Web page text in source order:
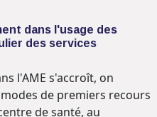
dans l'usage des
des services
l'AME s'accroît, on
de premiers recours
de santé, au